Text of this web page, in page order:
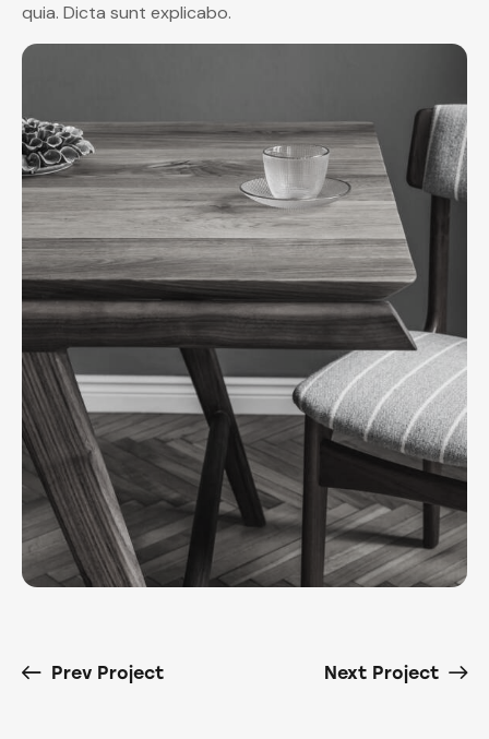
quia. Dicta sunt explicabo.
Prev Project Next Project